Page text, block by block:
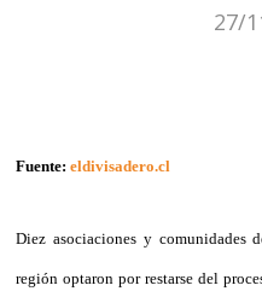
27/
Fuente:eldivisadero.cl
Diez asociaciones y comunidades
región optaron por restarse del